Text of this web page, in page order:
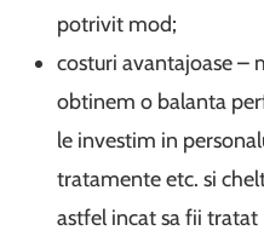
potrivit mod;
costuri avantajoase –
obtinem o balanta
le investim in
tratamente etc. si
astfel incat sa fii tratat